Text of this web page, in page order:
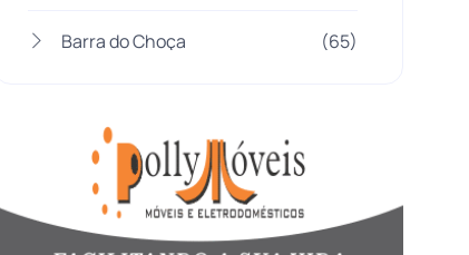
Barra do Choça (65)
Bom Jesus da Lapa
Boquira (152)